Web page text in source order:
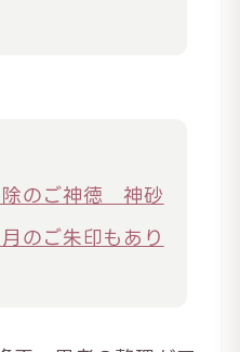
除のご神徳 神砂
のご朱印もあり